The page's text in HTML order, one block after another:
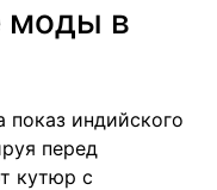
моды в
показ индийского
перед
кутюр с